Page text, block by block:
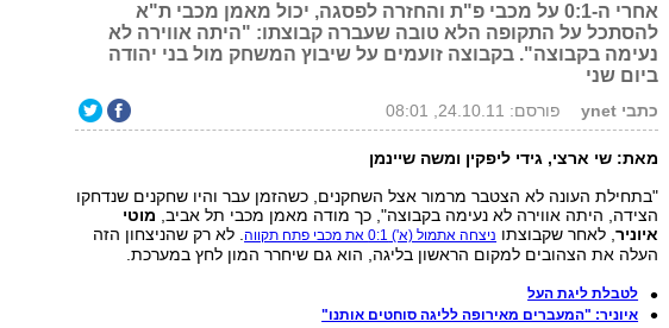
אחרי ה-0:1 על מכבי פ"ת והחזרה לפסגה, יכול מאמן מכבי ת"א
להסתכל על התקופה הלא טובה שעברה קבוצתו: "היתה אווירה לא
נעימה בקבוצה". בקבוצה זועמים על שיבוץ המשחק מול בני יהודה
ביום שני
כתבי ynet פורסם: 24.10.11, 08:01
מאת: שי ארצי, גידי ליפקין ומשה שיינמן
"בתחילת העונה לא הצטבר מרמור אצל השחקנים, כשהזמן עבר והיו שחקנים שנדחקו
הצידה, היתה אווירה לא נעימה בקבוצה", כך מודה מאמן מכבי תל אביב, מוטי
איוניר, לאחר שקבוצתו ניצחה אתמול (א') 0:1 את מכבי פתח תקווה
. לא רק שהניצחון הזה
העלה את הצהובים למקום הראשון בליגה, הוא גם שיחרר המון לחץ במערכת.
לטבלת ליגת העל
איוניר: "המעברים מאירופה לליגה סוחטים אותנו"